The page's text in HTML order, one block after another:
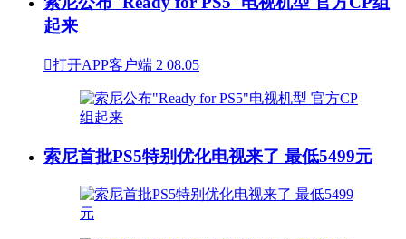
起来
打开APP客户端 2 08.05
索尼首批PS5特别优化电视来了 最低5499元